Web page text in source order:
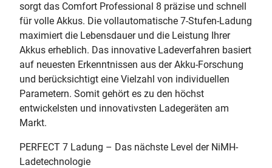
sorgt das Comfort Professional 8 präzise und schnell
für volle Akkus. Die vollautomatische 7-Stufen-Ladung
maximiert die Lebensdauer und die Leistung Ihrer
Akkus erheblich. Das innovative Ladeverfahren basiert
auf neuesten Erkenntnissen aus der Akku-Forschung
und berücksichtigt eine Vielzahl von individuellen
Parametern. Somit gehört es zu den höchst
entwickelsten und innovativsten Ladegeräten am
Markt.
PERFECT 7 Ladung – Das nächste Level der NiMH-
Ladetechnologie